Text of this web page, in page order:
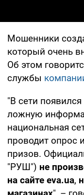
Мошенники
который очень
Об этом
службы
"В сети
ложную
национальная
проводит
призов.
"РУШ") не
на сайте eva.ua,